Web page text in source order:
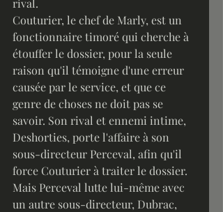
rival.
Couturier, le chef de Marly, est un
fonctionnaire timoré qui cherche à
étouffer le dossier, pour la seule
raison qu'il témoigne d'une erreur
causée par le service, et que ce
genre de choses ne doit pas se
savoir. Son rival et ennemi intime,
Deshorties, porte l'affaire à son
sous-directeur Perceval, afin qu'il
force Couturier à traiter le dossier.
Mais Perceval lutte lui-même avec
un autre sous-directeur, Dubrac,